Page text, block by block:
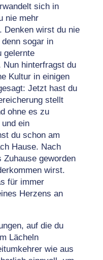
sich in
nie mehr
Denken wirst du nie
sogar in
gelernte
hinterfragst du
Kultur in einigen
Jetzt hast du
stellt
ohne es zu
ein
du schon am
Hause. Nach
geworden
wirst.
für immer
Herzens an
auf die du
Lächeln
wie aus